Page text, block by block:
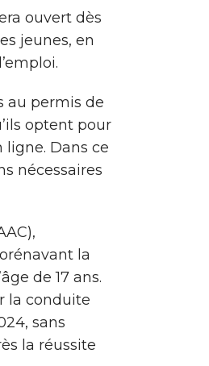
ouvert dès
jeunes, en
au permis de
optent pour
ligne. Dans ce
nécessaires
la
de 17 ans.
la conduite
sans
la réussite